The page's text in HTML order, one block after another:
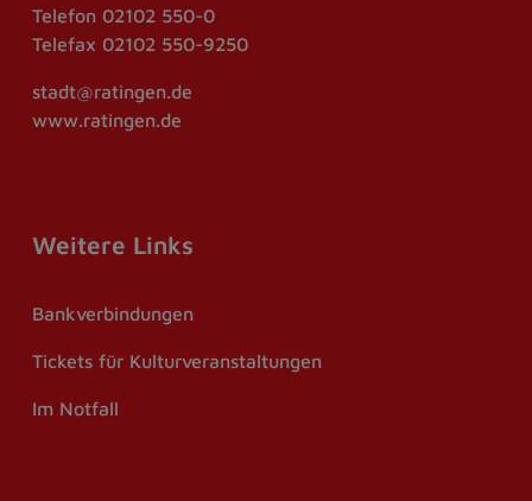
Telefon 02102 550-0
Telefax 02102 550-9250
stadt@ratingen.de
www.ratingen.de
Weitere Links
Bankverbindungen
Tickets für Kulturveranstaltungen
Im Notfall